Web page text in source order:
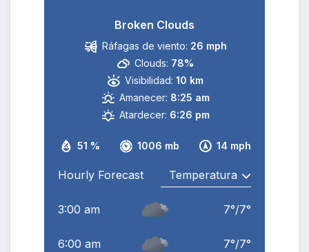
Broken Clouds
51 % 1006 mb 14 mph
Ráfagas de viento: 26 mph
Clouds: 78%
Visibilidad: 10 km
Amanecer: 8:25 am
Atardecer: 6:26 pm
Hourly Forecast
3:00 am 7°/7°
6:00 am 7°/7°